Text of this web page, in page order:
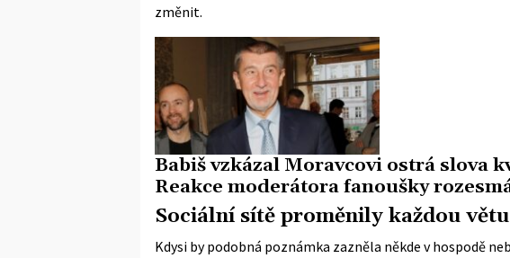
změnit.
Babiš vzkázal Moravcovi ostrá slova
Reakce moderátora fanoušky
Sociální sítě proměnily každou
Kdysi by podobná poznámka zazněla někde v hospodě